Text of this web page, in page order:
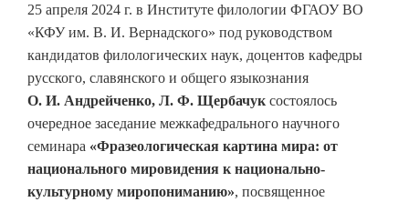
25 апреля 2024 г. в Институте филологии ФГАОУ ВО
«КФУ им. В. И. Вернадского» под руководством
кандидатов филологических наук, доцентов кафедры
русского, славянского и общего языкознания
О. И. Андрейченко, Л. Ф. Щербачук состоялось
очередное заседание межкафедрального научного
семинара «Фразеологическая картина мира: от
национального мировидения к национально-
культурному миропониманию», посвященное